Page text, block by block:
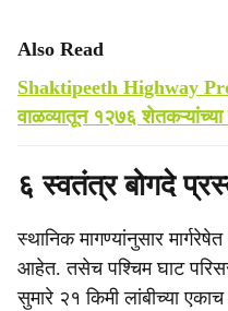
Also Read
Shaktipeeth Highway
वाळव्यातून १२७६
६ स्वतंत्र बोगदे
स्थानिक मागण्यांनुसार
आहेत. तसेच पश्चिम घाट
सुमारे २१ किमी लांबीच्या एकाच